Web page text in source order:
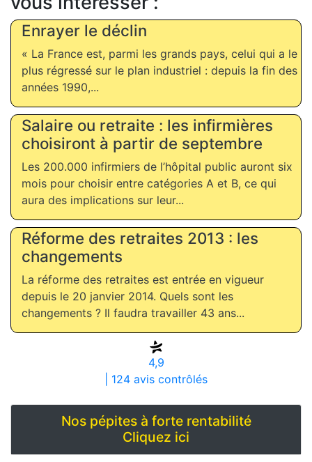
Enrayer le déclin
« La France est, parmi les grands pays, celui qui a le
plus régressé sur le plan industriel : depuis la fin des
années 1990,...
Salaire ou retraite : les infirmières
choisiront à partir de septembre
Les 200.000 infirmiers de l’hôpital public auront six
mois pour choisir entre catégories A et B, ce qui
aura des implications sur leur...
Réforme des retraites 2013 : les
changements
La réforme des retraites est entrée en vigueur
depuis le 20 janvier 2014. Quels sont les
changements ? Il faudra travailler 43 ans...
4,9
| 124 avis contrôlés
Nos pépites à forte rentabilité
Cliquez ici